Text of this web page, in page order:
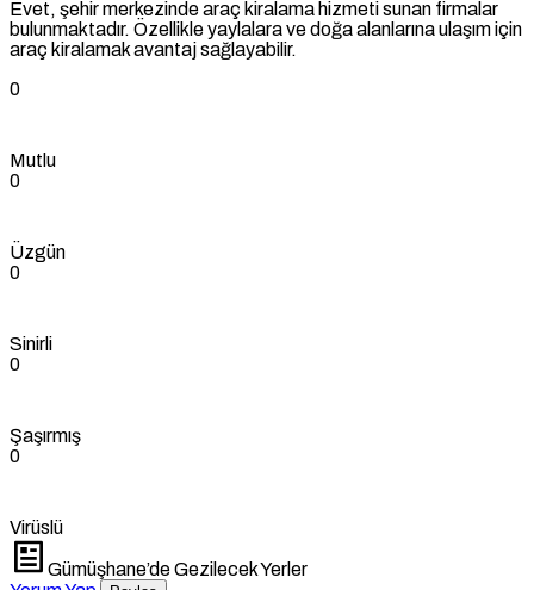
Evet, şehir merkezinde araç kiralama hizmeti sunan firmalar
bulunmaktadır. Özellikle yaylalara ve doğa alanlarına ulaşım için
araç kiralamak avantaj sağlayabilir.
0
Mutlu
0
Üzgün
0
Sinirli
0
Şaşırmış
0
Virüslü
Gümüşhane’de Gezilecek Yerler